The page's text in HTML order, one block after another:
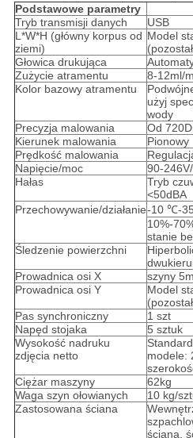
Podstawowe parametry
Tryb transmisji danych
USB
L*W*H (główny korpus od
ziemi)
Model
Głowica drukująca
Zużycie atramentu
8-12ml/
Kolor bazowy atramentu
użyj
wody
Precyzja malowania
Od
Kierunek malowania
Pionowy
Prędkość malowania
Napięcie/moc
90-
Hałas
Tryb
<50dBA
Przechowywanie/działanie-10 ℃-
10%-
stanie
Śledzenie powierzchni
Prowadnica osi X
szyny 5m
Prowadnica osi Y
Model
Pas synchroniczny
1 szt
Napęd stojaka
5 sztuk
Wysokość nadruku
zdjęcia netto
modele:
Ciężar maszyny
62kg
Waga szyn ołowianych
10 kg/
Zastosowana ściana
ściana,